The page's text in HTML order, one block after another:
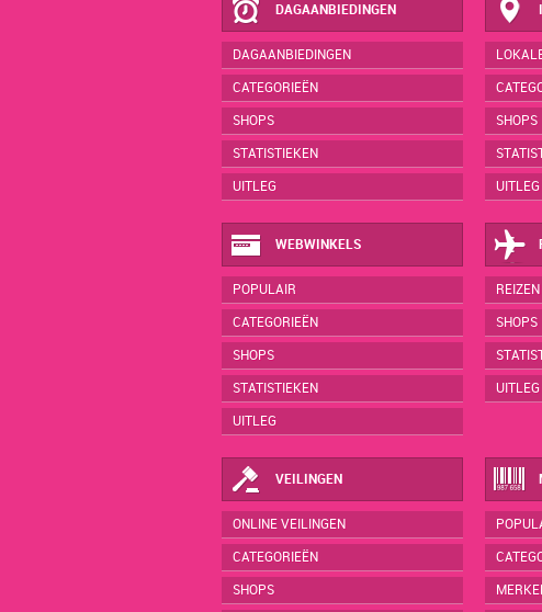
DAGAANBIEDINGEN
DAGAANBIEDINGEN
CATEGORIEËN
SHOPS
STATISTIEKEN
UITLEG
SHOPS
UITLEG
WEBWINKELS
POPULAIR
CATEGORIEËN
SHOPS
STATISTIEKEN
UITLEG
REIZEN
SHOPS
UITLEG
VEILINGEN
ONLINE VEILINGEN
CATEGORIEËN
SHOPS